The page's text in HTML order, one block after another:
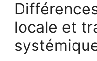
locale et